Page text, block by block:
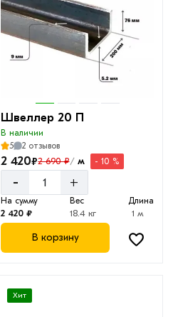
Швеллер 20 П
В наличии
5
2 отзывов
2 420₽2 690 ₽/ м - 10 %
- +
На сумму
2 420 ₽
Вес
18.4 кг
Длина
1 м
В корзину
Хит